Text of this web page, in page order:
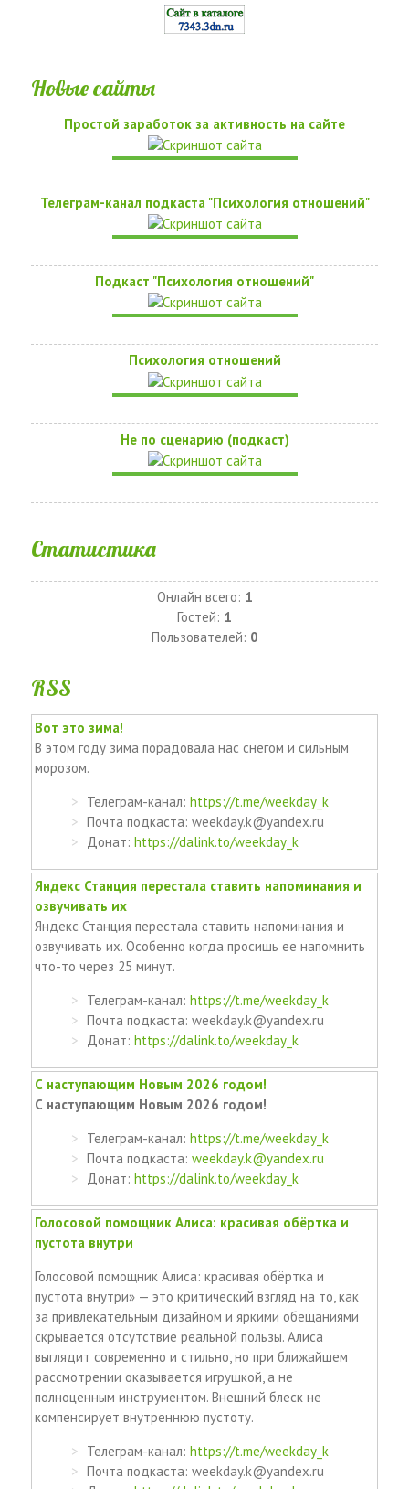
Новые сайты
Простой заработок за активность на сайте
Телеграм-канал подкаста "Психология отношений"
Подкаст "Психология отношений"
Психология отношений
Не по сценарию (подкаст)
Статистика
Онлайн всего: 1
Гостей: 1
Пользователей: 0
RSS
Вот это зима!
В этом году зима порадовала нас снегом и сильным
морозом.
Телеграм-канал: https://t.me/weekday_k
Почта подкаста: weekday.k@yandex.ru
Донат: https://dalink.to/weekday_k
Яндекс Станция перестала ставить напоминания и
озвучивать их
Яндекс Станция перестала ставить напоминания и
озвучивать их. Особенно когда просишь ее напомнить
что-то через 25 минут.
Телеграм-канал: https://t.me/weekday_k
Почта подкаста: weekday.k@yandex.ru
Донат: https://dalink.to/weekday_k
С наступающим Новым 2026 годом!
С наступающим Новым 2026 годом!
Телеграм-канал: https://t.me/weekday_k
Почта подкаста: weekday.k@yandex.ru
Донат: https://dalink.to/weekday_k
Голосовой помощник Алиса: красивая обёртка и
пустота внутри
Голосовой помощник Алиса: красивая обёртка и
пустота внутри» — это критический взгляд на то, как
за привлекательным дизайном и яркими обещаниями
скрывается отсутствие реальной пользы. Алиса
выглядит современно и стильно, но при ближайшем
рассмотрении оказывается игрушкой, а не
полноценным инструментом. Внешний блеск не
компенсирует внутреннюю пустоту.
Телеграм-канал: https://t.me/weekday_k
Почта подкаста: weekday.k@yandex.ru